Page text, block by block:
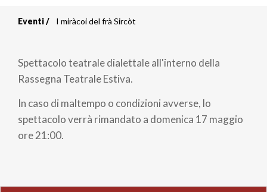
di
pane
Eventi I miràcoi del frà Sircòt
Spettacolo teatrale dialettale all'interno della
Rassegna Teatrale Estiva.
In caso di maltempo o condizioni avverse, lo
spettacolo verrà rimandato a domenica 17 maggio
ore 21:00.